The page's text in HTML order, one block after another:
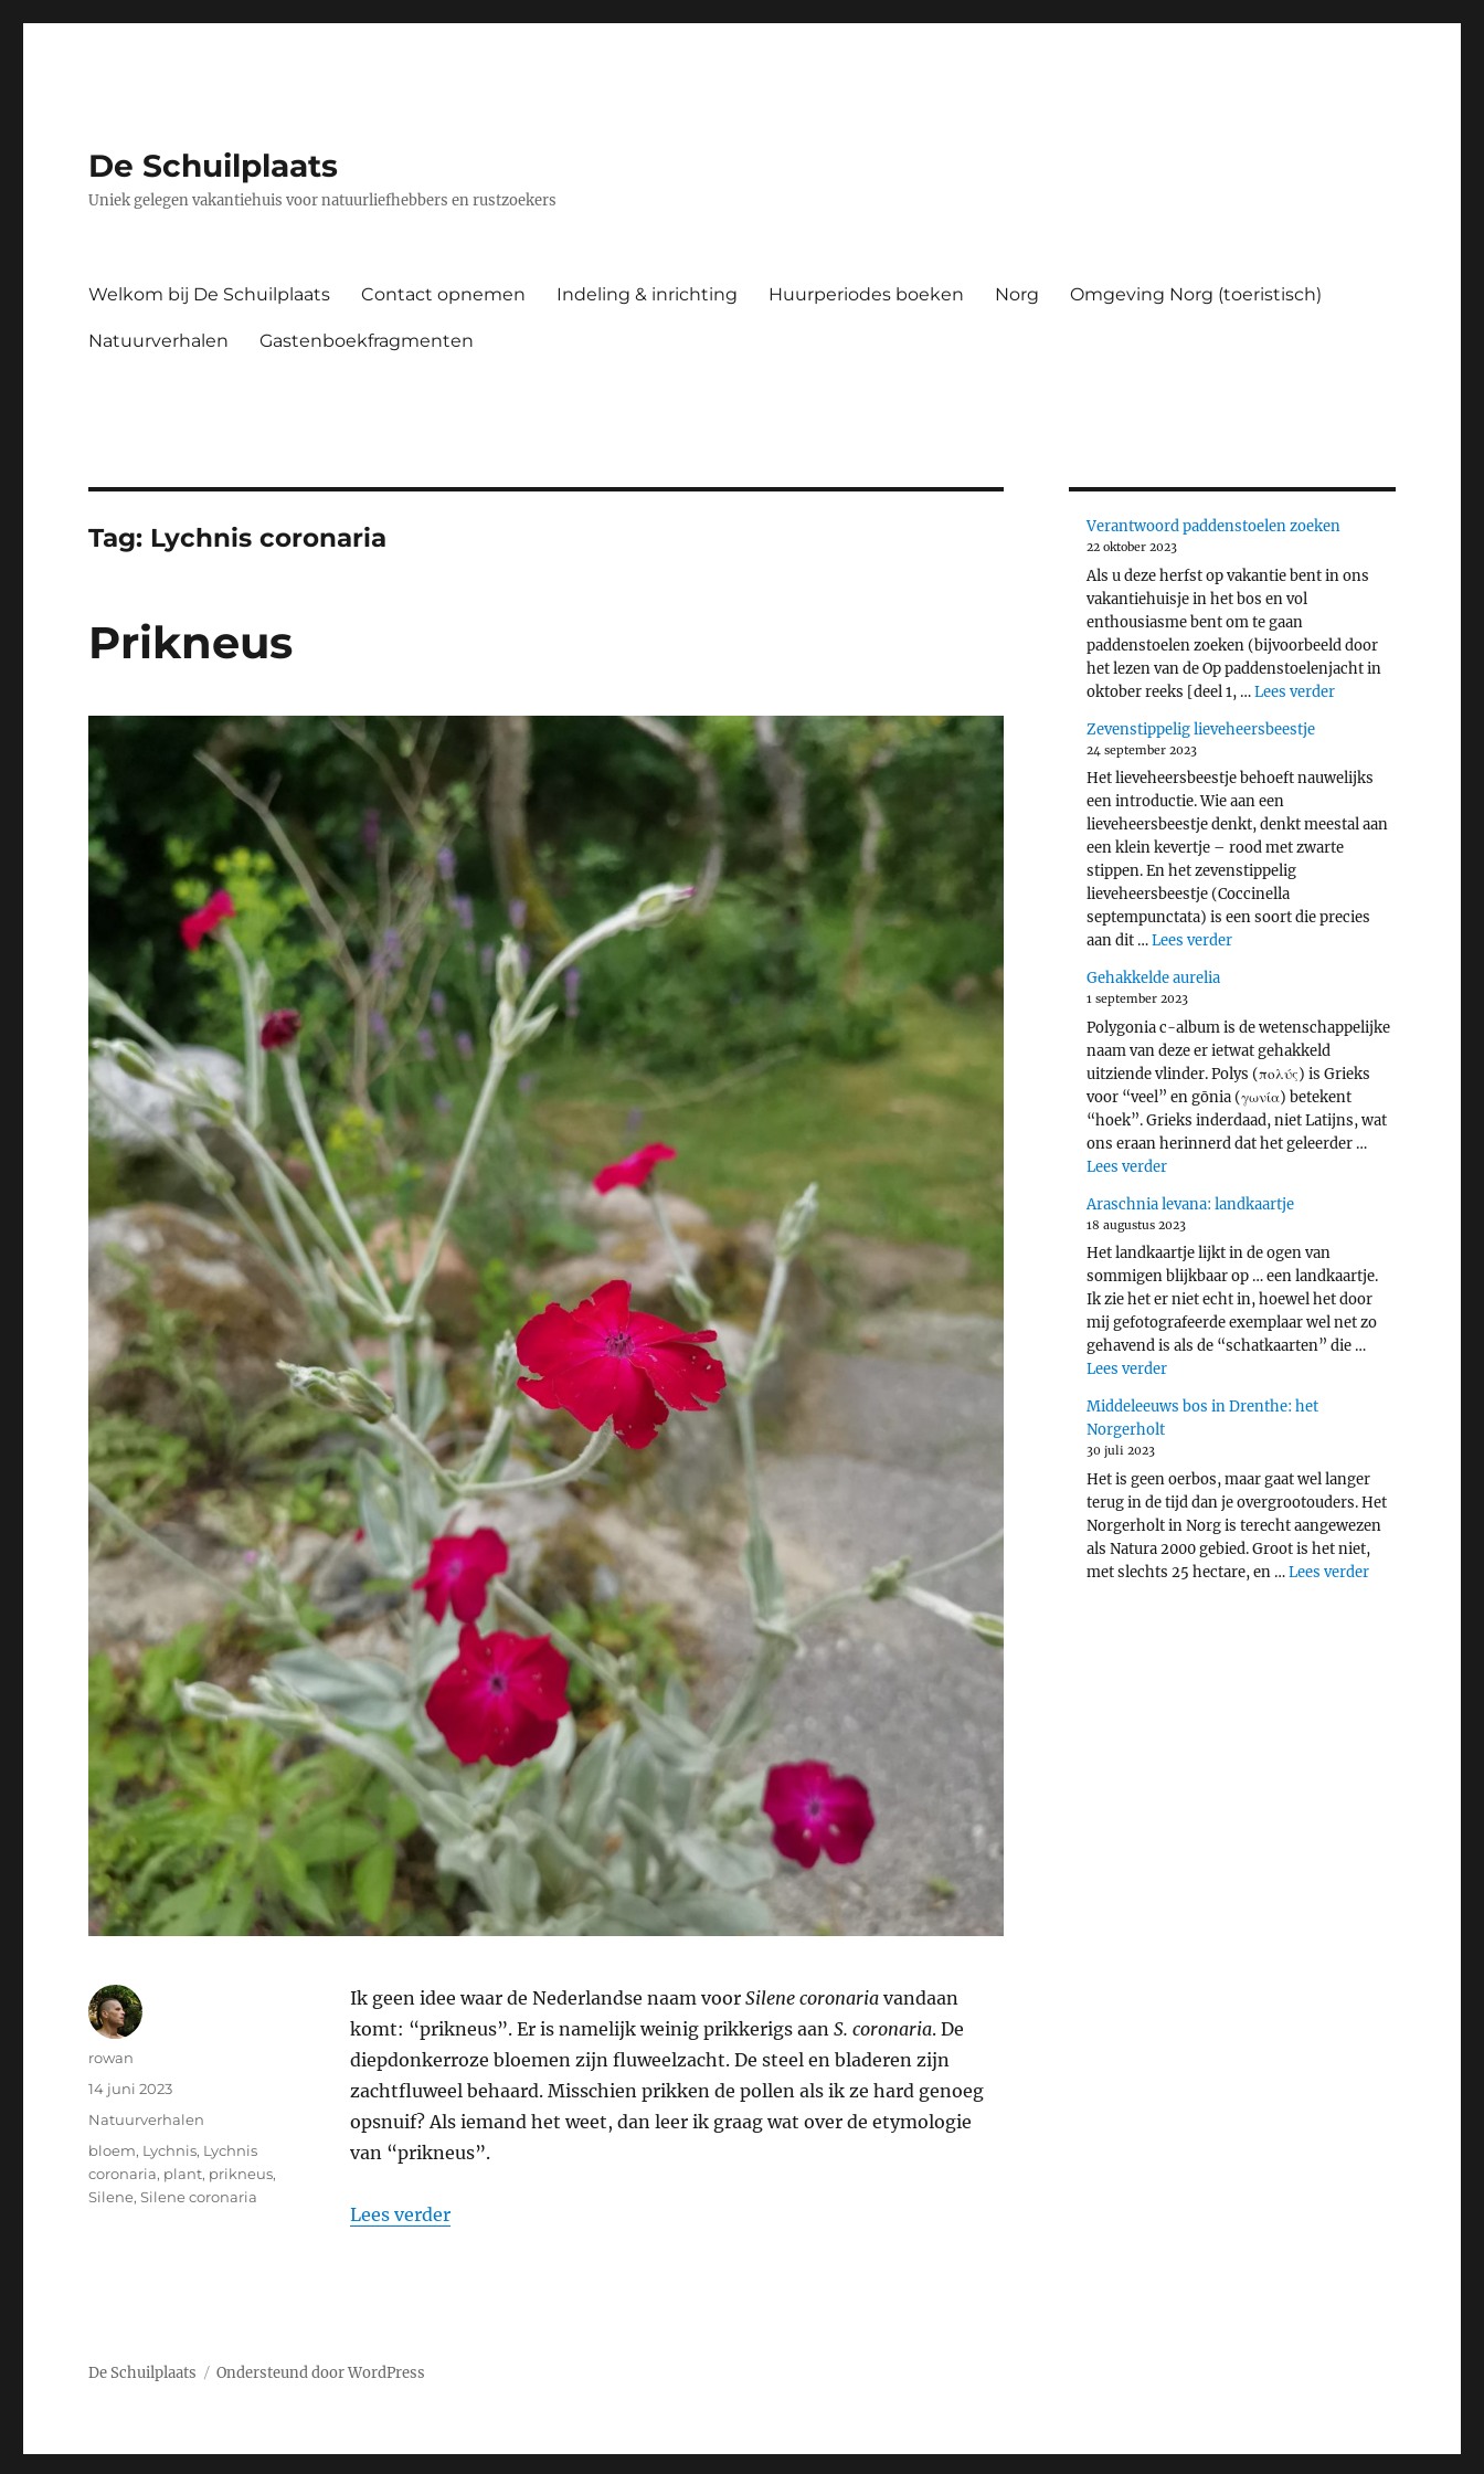
De Schuilplaats
Uniek gelegen vakantiehuis voor natuurliefhebbers en rustzoekers
Welkom bij De Schuilplaats Contact opnemen Indeling & inrichting Huurperiodes boeken Norg Omgeving Norg (toeristisch)
Natuurverhalen Gastenboekfragmenten
Tag: Lychnis coronaria
Prikneus
Ik geen idee waar de Nederlandse naam voor Silene coronariavandaan
komt: “prikneus”. Er is namelijk weinig prikkerigs aan S. coronaria. De
diepdonkerroze bloemen zijn fluweelzacht. De steel en bladeren zijn
zachtfluweel behaard. Misschien prikken de pollen als ik ze hard genoeg
opsnuif? Als iemand het weet, dan leer ik graag wat over de etymologie
van “prikneus”.
Lees verder“Prikneus”
Auteur
rowan
Geplaatst
14 juni 2023
Categorieën
Natuurverhalen
Tags
bloem, Lychnis, Lychnis
coronaria, plant, prikneus,
Silene,Silene coronaria
Verantwoord paddenstoelen zoeken
22 oktober 2023
Als u deze herfst op vakantie bent in ons
vakantiehuisje in het bos en vol
enthousiasme bent om te gaan
paddenstoelen zoeken (bijvoorbeeld door
het lezen van de Op paddenstoelenjacht in
oktober reeks [deel 1, …Lees verder"Verantwoord
Zevenstippelig lieveheersbeestje
24 september 2023
Het lieveheersbeestje behoeft nauwelijks
een introductie. Wie aan een
lieveheersbeestje denkt, denkt meestal aan
een klein kevertje – rood met zwarte
stippen. En het zevenstippelig
lieveheersbeestje (Coccinella
septempunctata) is een soort die precies
aan dit …Lees verder"Zevenstippelig lieveheersbeestje"
Gehakkelde aurelia
1 september 2023
Polygonia c-album is de wetenschappelijke
naam van deze er ietwat gehakkeld
uitziende vlinder. Polys (πολύς) is Grieks
voor “veel” en gōnia (γωνία) betekent
“hoek”. Grieks inderdaad, niet Latijns, wat
ons eraan herinnerd dat het geleerder …
Lees verder"Gehakkelde aurelia"
Araschnia levana: landkaartje
18 augustus 2023
Het landkaartje lijkt in de ogen van
sommigen blijkbaar op … een landkaartje.
Ik zie het er niet echt in, hoewel het door
mij gefotografeerde exemplaar wel net zo
gehavend is als de “schatkaarten” die …
Lees verder"Araschnia levana: landkaartje"
Middeleeuws bos in Drenthe: het
Norgerholt
30 juli 2023
Het is geen oerbos, maar gaat wel langer
terug in de tijd dan je overgrootouders. Het
Norgerholt in Norg is terecht aangewezen
als Natura 2000 gebied. Groot is het niet,
met slechts 25 hectare, en …Lees verder"Middeleeuws
De Schuilplaats Ondersteund door WordPress